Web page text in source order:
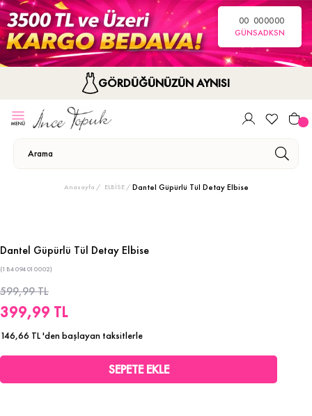
00
GÜN
00
SA
00
DK
00
SN
GÖRDÜĞÜNÜZÜN AYNISI
Anasayfa ELBİSE Dantel Güpürlü Tül Detay Elbise
Dantel Güpürlü Tül Detay Elbise
(1B4094010002)
599,99 TL
399,99 TL
146,66 TL'den başlayan taksitlerle